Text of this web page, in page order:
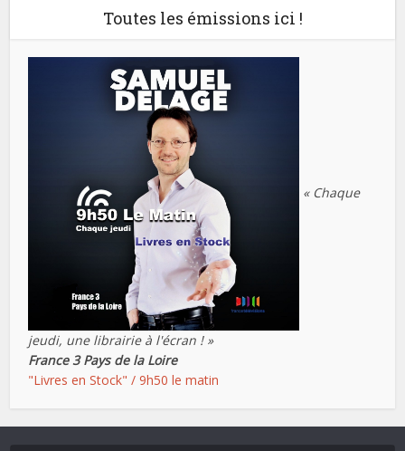
Toutes les émissions ici !
« Chaque
jeudi, une librairie à l'écran ! »
France 3 Pays de la Loire
"Livres en Stock" / 9h50 le matin